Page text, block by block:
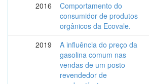
2016
Comportamento do
consumidor de produtos
orgânicos da Ecovale.
2019
A influência do preço da
gasolina comum nas
vendas de um posto
revendedor de